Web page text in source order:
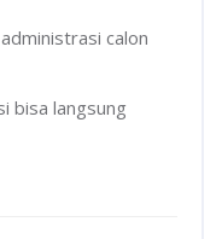
calon
bisa langsung